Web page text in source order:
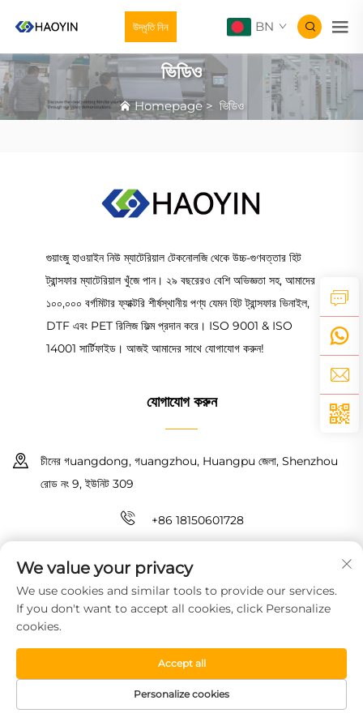
উদ্ধৃতি নিন BN
ভিডিও
Homepage> ভিডিও
গুয়াংজু হাওয়াইন নিউ ম্যাটেরিয়াল টেকনোলজি থেকে উচ্চ-গুণবত্তার হিট
ট্রান্সফার ম্যাটেরিয়াল খুঁজে পান। ২৯ বছরেরও বেশি অভিজ্ঞতা সহ, আমাদের
১০০,০০০ বর্গমিটার ফ্যাক্টরি শীর্ষস্থানীয় পণ্য যেমন হিট ট্রান্সফার ভিনাইল,
DTF এবং PET রিলিজ ফিল্ম প্রদান করে। ISO 9001 & ISO
14001 সার্টিফাইড। আজই আমাদের সাথে যোগাযোগ করুন!
যোগাযোগ করুন
চীনের গuangdong, গuangzhou, Huangpu জেলা, Shenzhou
রোড নং 9, ইউনিট 309
+86 18150601728
কপিরাইট © 2026 গুয়াংঝো হাওইন নিউ ম্যাটেরিয়াল টেকনোলজি কো., লিমিটেড। সমস্ত অধিকার
সংরক্ষিত। গোপনীয়তা নীতি
HOMEPAGE পণ্য সামগ্রী বিনামূল্যে নমুনা টেলিফোন
We value your privacy
We use cookies and similar tools to provide our services.
If you don't want to accept all cookies, click Personalize
cookies.
Personalize cookies
Accept all